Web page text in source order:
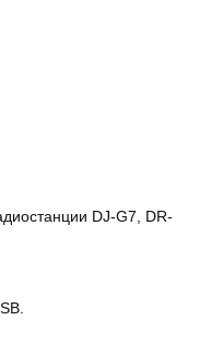
DJ-G7, DR-